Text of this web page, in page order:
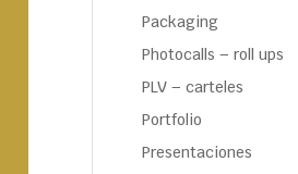
Packaging
Photocalls – roll ups
PLV – carteles
Portfolio
Presentaciones